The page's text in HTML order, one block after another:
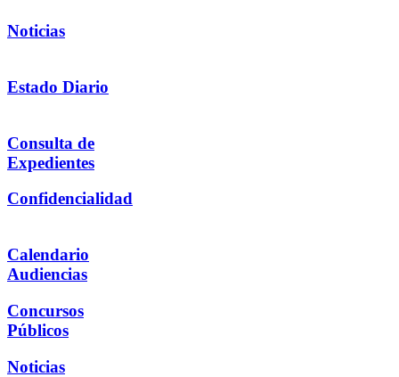
Noticias
Estado Diario
Consulta de
Expedientes
Confidencialidad
Calendario
Audiencias
Concursos
Públicos
Noticias